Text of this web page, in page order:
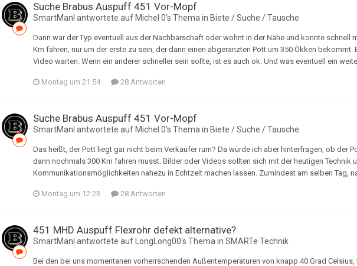
Suche Brabus Auspuff 451 Vor-Mopf
SmartManI antwortete auf Michel 0's Thema in Biete / Suche / Tausche
Dann war der Typ eventuell aus der Nachbarschaft oder wohnt in der Nähe und konnte schnell
Km fahren, nur um der erste zu sein, der dann einen abgeranzten Pott um 350 Ökken
Video warten. Wenn ein anderer schneller sein sollte, ist es auch ok. Und was eventuell ein
Montag um 21:54 28 Antworten
Suche Brabus Auspuff 451 Vor-Mopf
SmartManI antwortete auf Michel 0's Thema in Biete / Suche / Tausche
Das heißt, der Pott liegt gar nicht beim Verkäufer rum? Da würde ich aber hinterfragen, ob der
dann nochmals 300 Km fahren musst. Bilder oder Videos sollten sich mit der heutigen Technik
Kommunikationsmöglichkeiten nahezu in Echtzeit machen lassen. Zumindest am selben Tag,
Montag um 12:23 28 Antworten
451 MHD Auspuff Flexrohr defekt alternative?
SmartManI antwortete auf LongLong00's Thema in SMARTe Technik
Bei den bei uns momentanen vorherrschenden Außentemperaturen von knapp 40 Grad